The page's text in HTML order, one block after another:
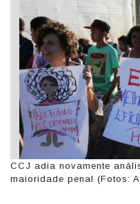
CCJ adia novamente
maioridade penal (Fotos: